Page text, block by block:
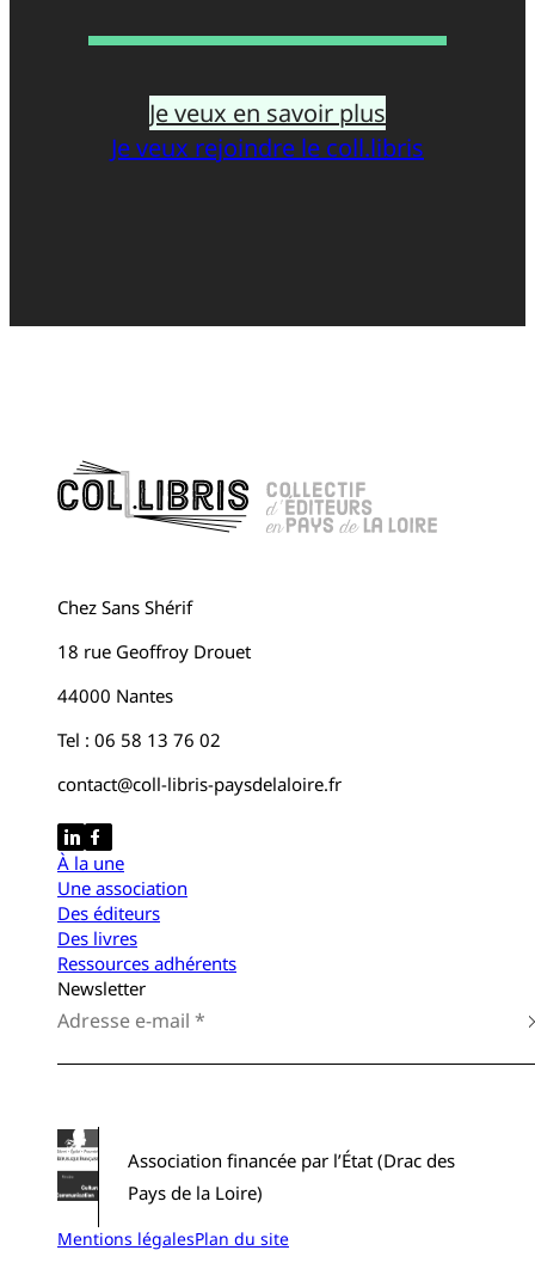
Je veux en savoir plus
Je veux rejoindre le coll.libris
Chez Sans Shérif
18 rue Geoffroy Drouet
44000 Nantes
Tel : 06 58 13 76 02
contact@coll-libris-paysdelaloire.fr
À la une
Une association
Des éditeurs
Des livres
Ressources adhérents
Newsletter
Association financée par l’État (Drac des
Pays de la Loire)
Mentions légalesPlan du site